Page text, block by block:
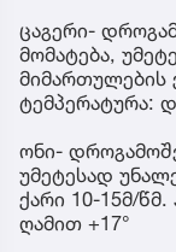
ცაგერი-
მომატება,
მიმართულების
ტემპერატურა:
ონი-
უმეტესად
ქარი 10-15მ/
ღამით +17°